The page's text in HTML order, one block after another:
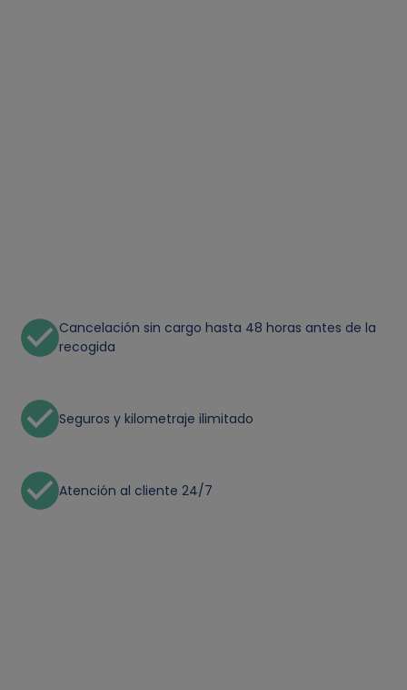
Cancelación sin cargo hasta 48 horas antes de la
recogida
Seguros y kilometraje ilimitado
Atención al cliente 24/7